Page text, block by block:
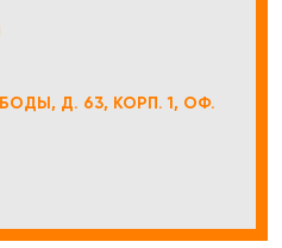
Д. 63, КОРП. 1, ОФ.